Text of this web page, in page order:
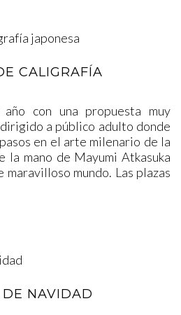
CALIGRAFÍA
con una propuesta muy
a público adulto donde
en el arte milenario de la
la mano de Mayumi Atkasuka
mundo. Las plazas
NAVIDAD